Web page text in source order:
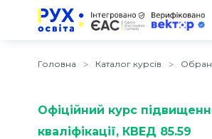
Головна Каталог курсів
Офіційний курс
кваліфікації, КВЕД 85.59